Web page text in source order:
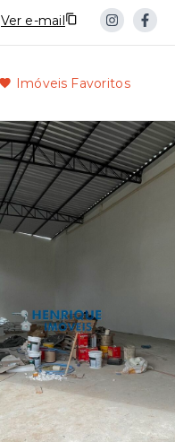
Ver e-mail
Imóveis Favoritos